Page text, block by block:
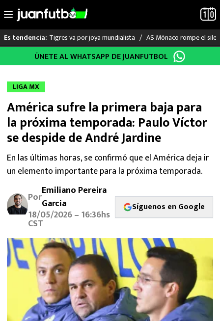
al
Es tendencia: Tigres va por joya mundialista AS Mónaco rompe el
LO ÚLTIMO
LIGA MX
RAYADOS
PUMAS
ATLANTE
FUTBOL INTERNACIONAL
MEXICANOS EN EL EXTRANJERO
FUTBOL ESTUFA
FÓRMULA 1
ÚNETE AL WHATSAPP DE JUANFUTBOL
LIGA MX
América sufre la primera baja para
la próxima temporada: Paulo Víctor
se despide de André Jardine
En las últimas horas, se confirmó que el América deja ir
un elemento importante para la próxima temporada.
PorEmiliano Pereira
Garcia
18/05/2026 – 16:36hs
CST
Síguenos en Google